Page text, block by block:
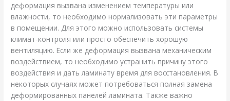
деформация вызвана изменением температуры или
влажности, то необходимо нормализовать эти параметры
в помещении. Для этого можно использовать системы
климат-контроля или просто обеспечить хорошую
вентиляцию. Если же деформация вызвана механическим
воздействием, то необходимо устранить причину этого
воздействия и дать ламинату время для восстановления. В
некоторых случаях может потребоваться полная замена
деформированных панелей ламината. Также важно